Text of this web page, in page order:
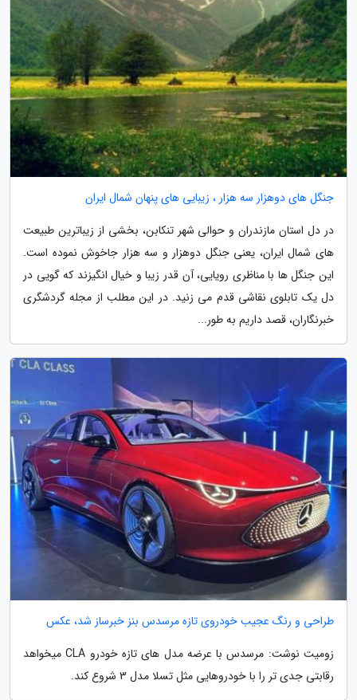
جنگل های دوهزار سه هزار ، زیبایی های پنهان شمال ایران
در دل استان مازندران و حوالی شهر تنکابن، بخشی از زیباترین طبیعت
های شمال ایران، یعنی جنگل دوهزار و سه هزار جاخوش نموده است.
این جنگل ها با مناظری رویایی، آن قدر زیبا و خیال انگیزند که گویی در
دل یک تابلوی نقاشی قدم می زنید. در این مطلب از مجله گردشگری
خبرنگاران، قصد داریم به طور...
طراحی و رنگ عجیب خودروی تازه مرسدس بنز خبرساز شد، عکس
زومیت نوشت: مرسدس با عرضه مدل های تازه خودرو CLA میخواهد
رقابتی جدی تر را با خودروهایی مثل تسلا مدل 3 شروع کند.